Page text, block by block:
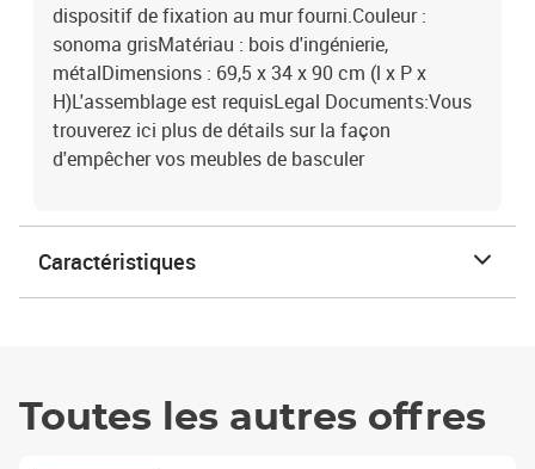
dispositif de fixation au mur fourni.Couleur :
sonoma grisMatériau : bois d'ingénierie,
métalDimensions : 69,5 x 34 x 90 cm (l x P x
H)L'assemblage est requisLegal Documents:Vous
trouverez ici plus de détails sur la façon
d'empêcher vos meubles de basculer
Caractéristiques
Toutes les autres offres